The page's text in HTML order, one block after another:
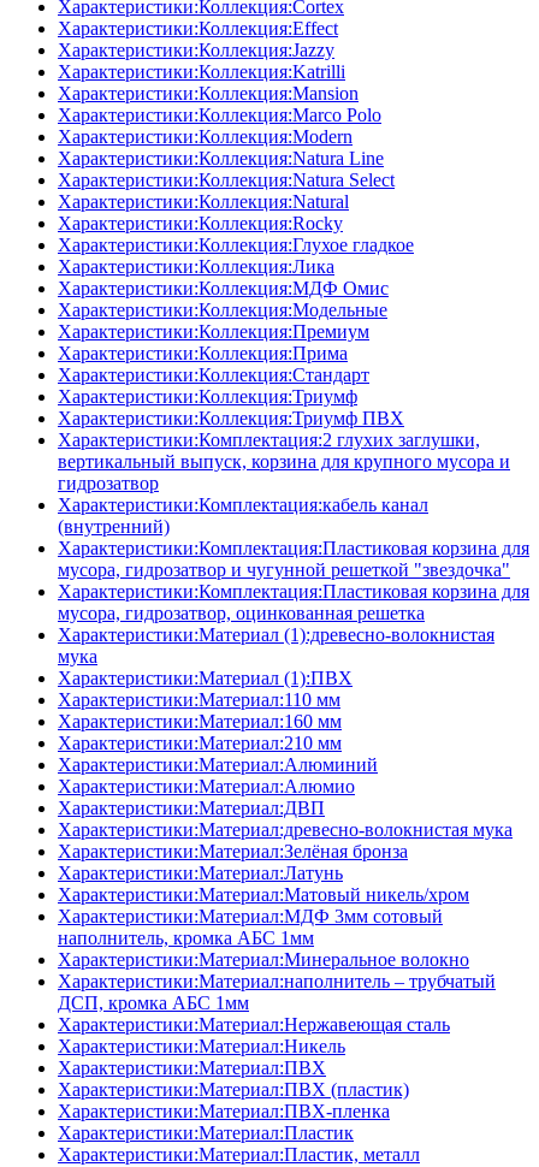
Характеристики:Коллекция:Cortex
Характеристики:Коллекция:Effect
Характеристики:Коллекция:Jazzy
Характеристики:Коллекция:Katrilli
Характеристики:Коллекция:Mansion
Характеристики:Коллекция:Marco Polo
Характеристики:Коллекция:Modern
Характеристики:Коллекция:Natura Line
Характеристики:Коллекция:Natura Select
Характеристики:Коллекция:Natural
Характеристики:Коллекция:Rocky
Характеристики:Коллекция:Глухое гладкое
Характеристики:Коллекция:Лика
Характеристики:Коллекция:МДФ Омис
Характеристики:Коллекция:Модельные
Характеристики:Коллекция:Премиум
Характеристики:Коллекция:Прима
Характеристики:Коллекция:Стандарт
Характеристики:Коллекция:Триумф
Характеристики:Коллекция:Триумф ПВХ
Характеристики:Комплектация:2 глухих заглушки,
вертикальный выпуск, корзина для крупного мусора и
гидрозатвор
Характеристики:Комплектация:кабель канал
(внутренний)
Характеристики:Комплектация:Пластиковая корзина для
мусора, гидрозатвор и чугунной решеткой "звездочка"
Характеристики:Комплектация:Пластиковая корзина для
мусора, гидрозатвор, оцинкованная решетка
Характеристики:Материал (1):древесно-волокнистая
мука
Характеристики:Материал (1):ПВХ
Характеристики:Материал:110 мм
Характеристики:Материал:160 мм
Характеристики:Материал:210 мм
Характеристики:Материал:Алюминий
Характеристики:Материал:Алюмио
Характеристики:Материал:ДВП
Характеристики:Материал:древесно-волокнистая мука
Характеристики:Материал:Зелёная бронза
Характеристики:Материал:Латунь
Характеристики:Материал:Матовый никель/хром
Характеристики:Материал:МДФ 3мм сотовый
наполнитель, кромка AБC 1мм
Характеристики:Материал:Минеральное волокно
Характеристики:Материал:наполнитель – трубчатый
ДСП, кромка AБC 1мм
Характеристики:Материал:Нержавеющая сталь
Характеристики:Материал:Никель
Характеристики:Материал:ПВХ
Характеристики:Материал:ПВХ (пластик)
Характеристики:Материал:ПВХ-пленка
Характеристики:Материал:Пластик
Характеристики:Материал:Пластик, металл